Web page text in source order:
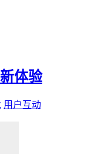
体验
用户互动